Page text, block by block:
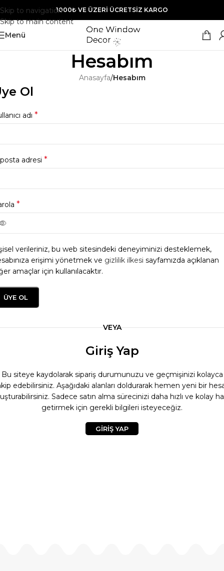
Skip to navigation
Skip to main content
1000₺ VE ÜZERİ ÜCRETSİZ KARGO
Menü
Hesabım
Anasayfa/Hesabım
Ol
adı *
adresi *
*
verileriniz, bu web sitesindeki deneyiminizi desteklemek,
erişimi yönetmek ve gizlilik ilkesi sayfamızda açıklanan
amaçlar için kullanılacaktır.
ÜYE OL
VEYA
Giriş Yap
Bu siteye kaydolarak sipariş durumunuzu ve geçmişinizi kolayca
edebilirsiniz. Aşağıdaki alanları doldurarak hemen yeni bir
Sadece satın alma sürecinizi daha hızlı ve kolay
getirmek için gerekli bilgileri isteyeceğiz.
GIRIŞ YAP